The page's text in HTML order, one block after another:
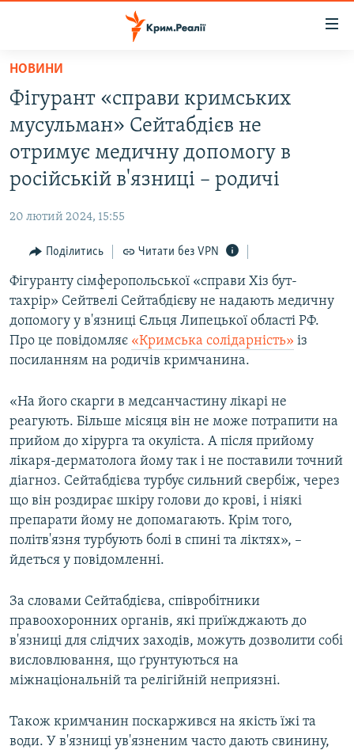
Перейти
основного
матеріалу
Перейти
до
основної
Перейти
пошуку
ВОДА.КРИМ
ВІДЕО ТА ФОТО
ПОЛІТИКА
ІНТЕРВ'Ю
ВСЕ ЗА ДЕНЬ
СПЕЦПРОЕКТИ
ДЕПОРТАЦІЯ
ВІДЕОУРОКИ «ELIFBE»
СВІДЧЕННЯ ОКУПАЦІЇ
УКРАЇНСЬКА ПРОБЛЕМА КРИМУ
ІНФОГРАФІКА
ЯК ОБІЙТИ БЛОКУВАННЯ
ДОЛУЧАЙСЯ!
Усі сайти RFE/RL
НОВИНИ
Фігурант «справи кримських
мусульман» Сейтабдієв не
отримує медичну допомогу в
російській в'язниці – родичі
20 лютий 2024, 15:55
Поділитись Читати без VPN
Фігуранту сімферопольської «справи Хіз бут-
тахрір» Сейтвелі Сейтабдієву не надають медичну
допомогу у в'язниці Єльця Липецької області РФ.
Про це повідомляє «Кримська солідарність» із
посиланням на родичів кримчанина.
«На його скарги в медсанчастину лікарі не
реагують. Більше місяця він не може потрапити на
прийом до хірурга та окуліста. А після прийому
лікаря-дерматолога йому так і не поставили точний
діагноз. Сейтабдієва турбує сильний свербіж, через
що він роздирає шкіру голови до крові, і ніякі
препарати йому не допомагають. Крім того,
політв'язня турбують болі в спині та ліктях», –
йдеться у повідомленні.
За словами Сейтабдієва, співробітники
правоохоронних органів, які приїжджають до
в'язниці для слідчих заходів, можуть дозволити собі
висловлювання, що ґрунтуються на
міжнаціональній та релігійній неприязні.
Також кримчанин поскаржився на якість їжі та
води. У в'язниці ув'язненим часто дають свинину,